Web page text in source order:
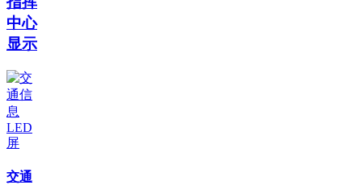
中心
显示
交通